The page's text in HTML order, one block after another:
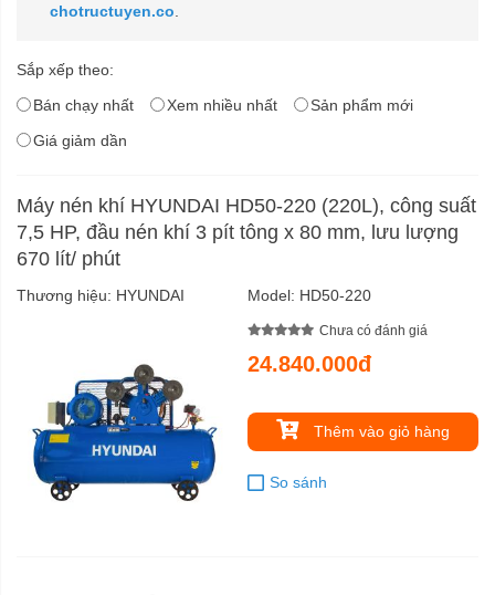
chotructuyen.co
Sắp xếp theo:
Bán chạy nhất
Xem nhiều nhất
Sản phẩm mới
Giá giảm dần
Máy nén khí HYUNDAI HD50-220 (220L), công suất
7,5 HP, đầu nén khí 3 pít tông x 80 mm, lưu lượng
670 lít/ phút
Thương hiệu: HYUNDAI Model: HD50-220
Chưa có đánh giá
24.840.000đ
Thêm vào giỏ hàng
So sánh